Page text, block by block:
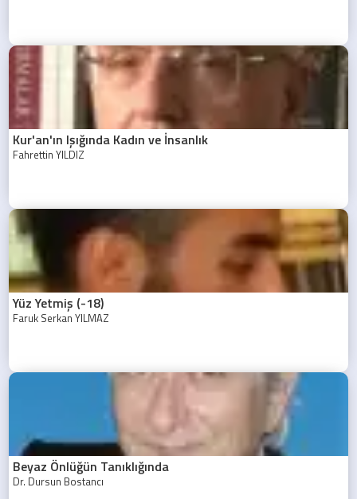
Kur'an'ın Işığında Kadın ve İnsanlık
Fahrettin YILDIZ
Yüz Yetmiş (-18)
Faruk Serkan YILMAZ
Beyaz Önlüğün Tanıklığında
Dr. Dursun Bostancı